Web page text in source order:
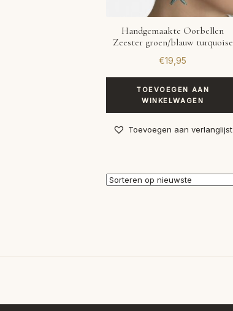
Handgemaakte Oorbellen
Zeester groen/blauw turquoise
€19,95
TOEVOEGEN AAN
WINKELWAGEN
Toevoegen aan verlanglijst